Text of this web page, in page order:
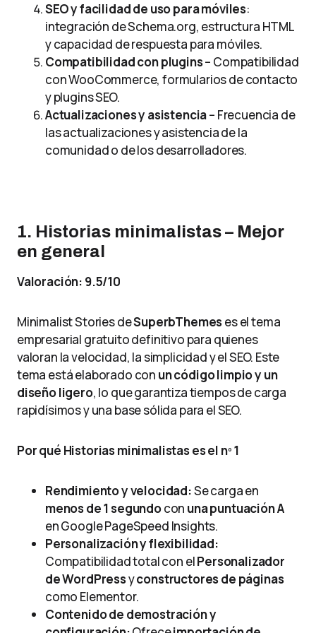
SEO y facilidad de uso para móviles:
integración de Schema.org, estructura HTML
y capacidad de respuesta para móviles.
Compatibilidad con plugins– Compatibilidad
con WooCommerce, formularios de contacto
y plugins SEO.
Actualizaciones y asistencia– Frecuencia de
las actualizaciones y asistencia de la
comunidad o de los desarrolladores.
1. Historias minimalistas – Mejor
en general
Valoración: 9.5/10
Minimalist Stories deSuperbThemes es el tema
empresarial gratuito definitivo para quienes
valoran la velocidad, la simplicidad y el SEO. Este
tema está elaborado con un código limpio y un
diseño ligero, lo que garantiza tiempos de carga
rapidísimos y una base sólida para el SEO.
Por qué Historias minimalistas es el nº 1
Rendimiento y velocidad:Se carga en
menos de 1 segundocon una puntuación A
en Google PageSpeed Insights.
Personalización y flexibilidad:
Compatibilidad total con elPersonalizador
de WordPressyconstructores de páginas
como Elementor.
Contenido de demostración y